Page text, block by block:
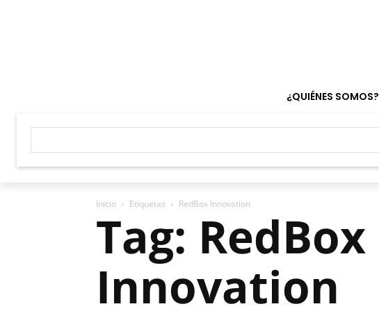
¿QUIÉNES SOMOS?
Inicio Etiquetas RedBox Innovation
Tag: RedBox
Innovation